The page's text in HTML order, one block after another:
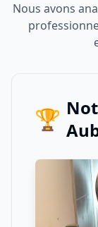
Nous avons
🏆